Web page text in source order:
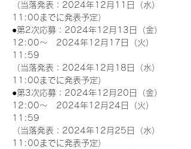
（当落発表：2024年12月11日（水）
11:00までに発表予定）
●第2次応募：2024年12月13日（金）
12:00～　2024年12月17日（火）
11:59
（当落発表：2024年12月18日（水）
11:00までに発表予定）
●第3次応募：2024年12月20日（金）
12:00～　2024年12月24日（火）
11:59
（当落発表：2024年12月25日（水）
11:00までに発表予定）